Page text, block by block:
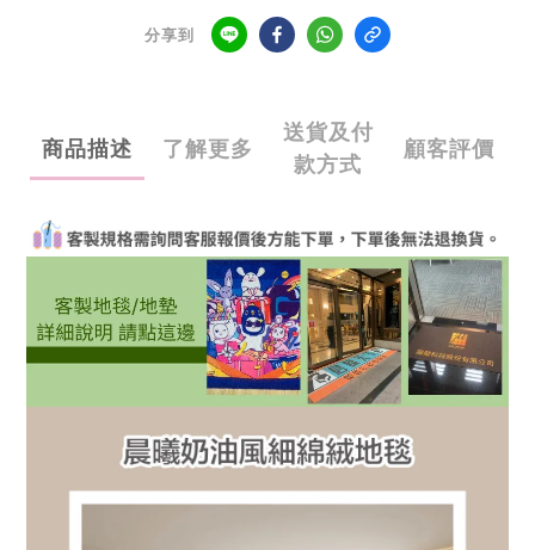
分享到
商品描述 了解更多
送貨及付
款方式
顧客評價